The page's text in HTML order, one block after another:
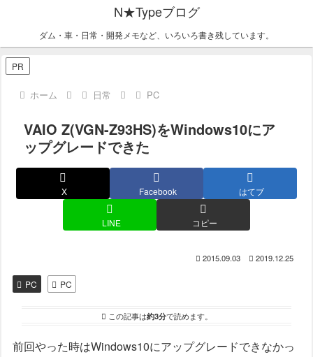
N★Typeブログ
ダム・車・日常・開発メモなど、いろいろ書き残しています。
PR
ホーム 日常 PC
VAIO Z(VGN-Z93HS)をWindows10にア
ップグレードできた
X Facebook はてブ
LINE コピー
2015.09.03 2019.12.25
PC PC
この記事は約3分で読めます。
前回やった時はWindows10にアップグレードできなかっ